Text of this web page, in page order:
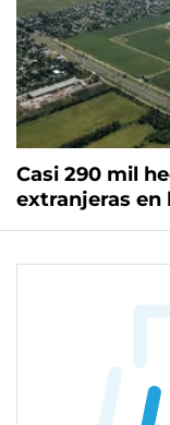
Casi 290 mil
extranjeras en